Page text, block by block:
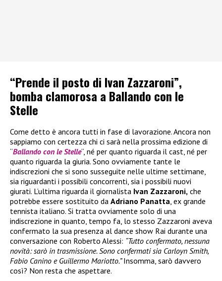
“Prende il posto di Ivan Zazzaroni”,
bomba clamorosa a Ballando con le
Stelle
Come detto è ancora tutti in fase di lavorazione. Ancora non
sappiamo con certezza chi ci sarà nella prossima edizione di
“Ballando con le Stelle“, né per quanto riguarda il cast, né per
quanto riguarda la giuria. Sono ovviamente tante le
indiscrezioni che si sono susseguite nelle ultime settimane,
sia riguardanti i possibili concorrenti, sia i possibili nuovi
giurati. L’ultima riguarda il giornalista Ivan Zazzaroni, che
potrebbe essere sostituito da Adriano Panatta , ex grande
tennista italiano. Si tratta ovviamente solo di una
indiscrezione in quanto, tempo fa, lo stesso Zazzaroni aveva
confermato la sua presenza al dance show Rai durante una
conversazione con Roberto Alessi: “Tutto confermato, nessuna
novità: sarò in trasmissione. Sono confermati sia Carloyn Smith,
Fabio Canino e Guillermo Mariotto.”Insomma, sarò davvero
così? Non resta che aspettare.